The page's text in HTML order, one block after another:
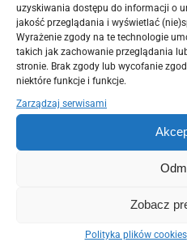
uzyskiwania dostępu do informacji o
jakość przeglądania i wyświetlać
Wyrażenie zgody na te technologie
takich jak zachowanie przeglądania
stronie. Brak zgody lub wycofanie
niektóre funkcje i funkcje.
Zarządzaj serwisami
Zobacz
Polityka plików cookies
Pokrywa do paleniska Hetta –
prostokątna